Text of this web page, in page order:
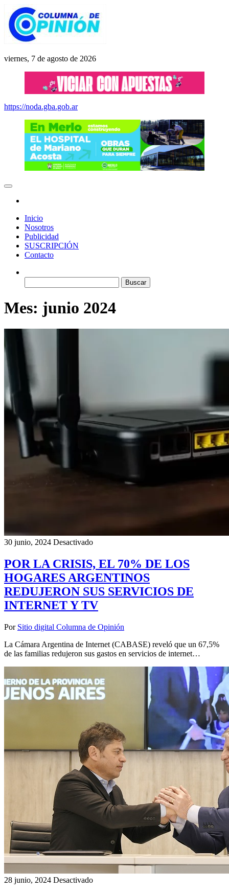
Saltar
contenido
Columna de Opinión
columnadeopinion.com.ar
viernes, 7 de agosto de 2026
https://noda.gba.gob.ar
Inicio
Nosotros
Publicidad
SUSCRIPCIÓN
Contacto
Mes: junio 2024
30 junio, 2024 Desactivado
POR LA CRISIS, EL 70% DE LOS
HOGARES ARGENTINOS
REDUJERON SUS SERVICIOS DE
INTERNET Y TV
Por Sitio digital Columna de Opinión
La Cámara Argentina de Internet (CABASE) reveló que un 67,5%
de las familias redujeron sus gastos en servicios de internet…
28 junio, 2024 Desactivado